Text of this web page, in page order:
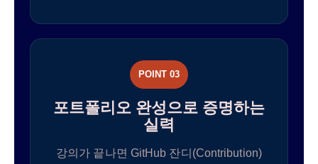
POINT 03
포트폴리오 완성으로 증명하는
실력
강의가 끝나면 GitHub 잔디(Contribution)